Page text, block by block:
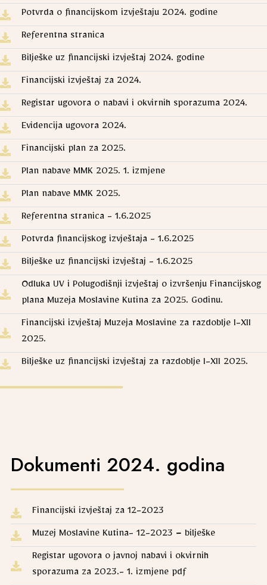
Potvrda o financijskom izvještaju 2024. godine
Referentna stranica
Bilješke uz financijski izvještaj 2024. godine
Financijski izvještaj za 2024.
Registar ugovora o nabavi i okvirnih sporazuma 2024.
Evidencija ugovora 2024.
Financijski plan za 2025.
Plan nabave MMK 2025. 1. izmjene
Plan nabave MMK 2025.
Referentna stranica - 1.6.2025
Potvrda financijskog izvještaja - 1.6.2025
Bilješke uz financijski izvještaj - 1.6.2025
Odluka UV i Polugodišnji izvještaj o izvršenju Financijskog
plana Muzeja Moslavine Kutina za 2025. Godinu.
Financijski izvještaj Muzeja Moslavine za razdoblje I-XII
2025.
Bilješke uz financijski izvještaj za razdoblje I-XII 2025.
Dokumenti 2024. godina
Financijski izvještaj za 12-2023
Muzej Moslavine Kutina- 12-2023 – bilješke
Registar ugovora o javnoj nabavi i okvirnih
sporazuma za 2023.- 1. izmjene pdf